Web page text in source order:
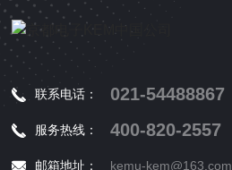
联系电话： 021-54488867
服务热线： 400-820-2557
邮箱地址： kemu-kem@163.com